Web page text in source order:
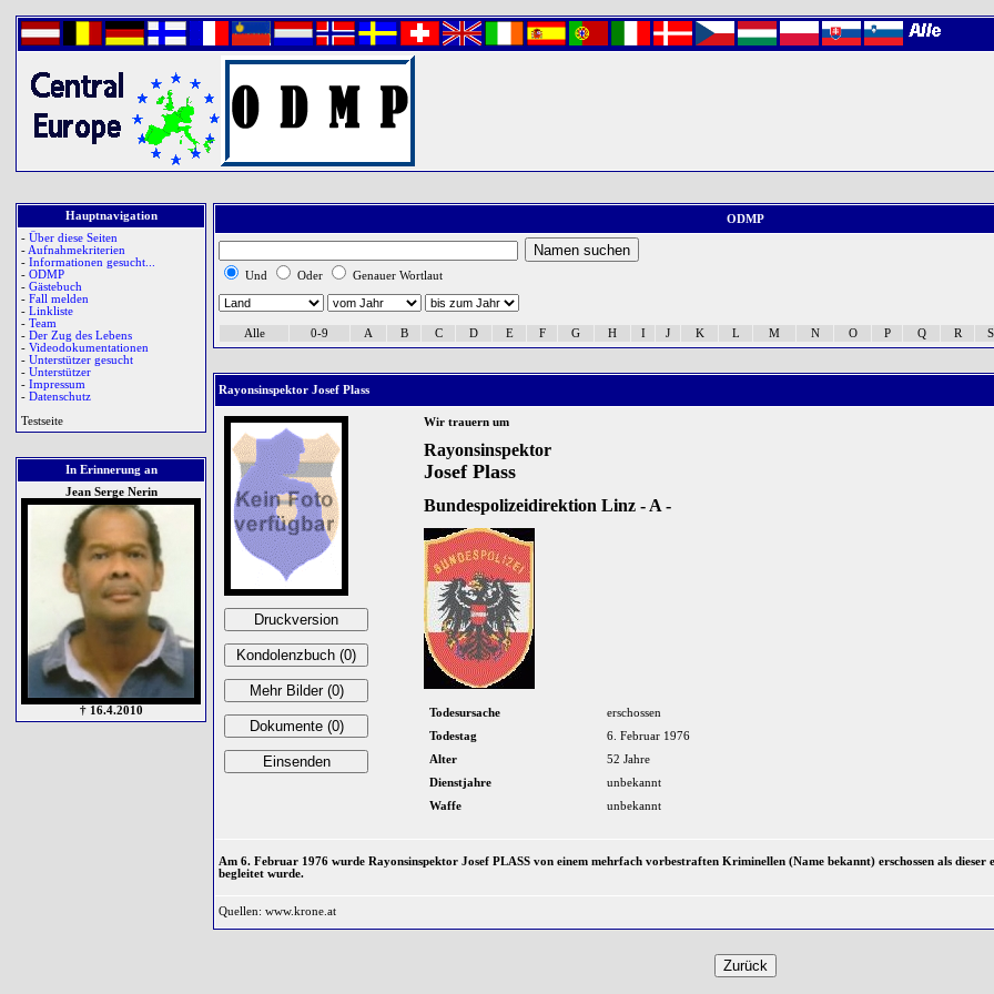
Hauptnavigation
- Über diese Seiten
- Aufnahmekriterien
- Informationen gesucht...
- ODMP
- Gästebuch
- Fall melden
- Linkliste
- Team
- Der Zug des Lebens
- Videodokumentationen
- Unterstützer gesucht
- Unterstützer
- Impressum
- Datenschutz
Testseite
In Erinnerung an
Jean Serge Nerin
† 16.4.2010
ODMP
Und Oder Genauer Wortlaut
Alle 0-9 A B C D E F G H I J K L M N O P Q R S
Rayonsinspektor Josef Plass
Wir trauern um
Rayonsinspektor
Josef Plass
Bundespolizeidirektion Linz - A -
Todesursache
erschossen
Todestag
6. Februar 1976
Alter
52 Jahre
Dienstjahre
unbekannt
Waffe
unbekannt
Am 6. Februar 1976 wurde Rayonsinspektor Josef PLASS von einem mehrfach vorbestraften Kriminellen (Name bekannt) erschossen als dieser
begleitet wurde.
Quellen: www.krone.at